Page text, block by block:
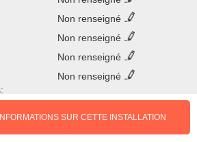
Non renseigné
Non renseigné
Non renseigné
Non renseigné
SUR CETTE INSTALLATION